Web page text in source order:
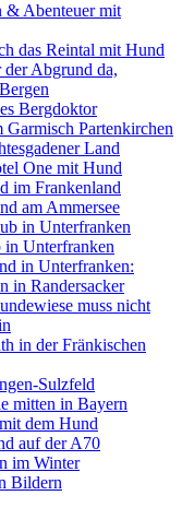
& Abenteuer mit
das Reintal mit Hund
Abgrund da,
Bergdoktor
Garmisch Partenkirchen
Land
One mit Hund
im Frankenland
am Ammersee
in Unterfranken
Unterfranken
in Unterfranken:
in Randersacker
muss nicht
in der Fränkischen
Sulzfeld
mitten in Bayern
dem Hund
auf der A70
im Winter
Bildern